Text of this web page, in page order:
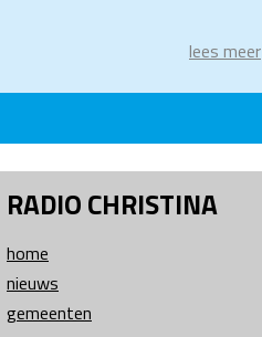
lees meer
RADIO CHRISTINA
home
nieuws
gemeenten